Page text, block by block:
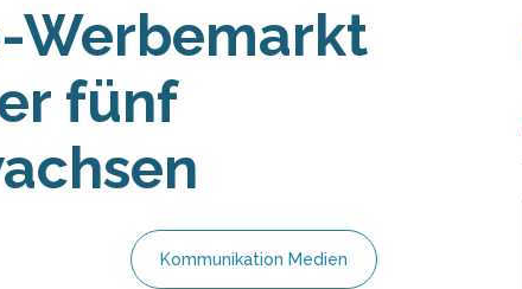
Werbemarkt
fünf
Kommunikation Medien